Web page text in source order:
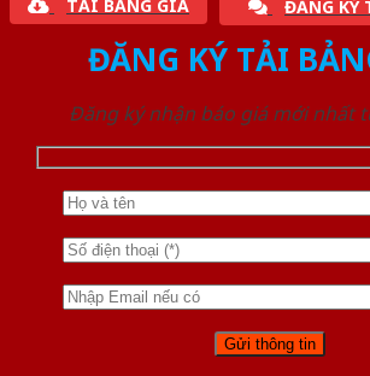
TẢI BẢNG GIÁ ĐĂNG KÝ
ĐĂNG KÝ TẢI
Đăng ký nhận báo giá mới nhất